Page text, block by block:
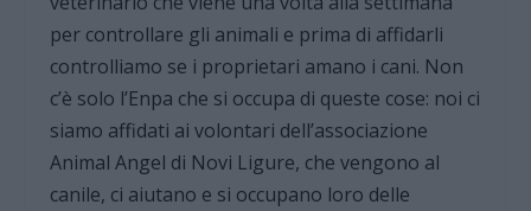
per controllare gli animali e prima di affidarli
controlliamo se i proprietari amano i cani. Non
c’è solo l’Enpa che si occupa di queste cose: noi ci
siamo affidati ai volontari dell’associazione
Animal Angel di Novi Ligure, che vengono al
canile, ci aiutano e si occupano loro delle